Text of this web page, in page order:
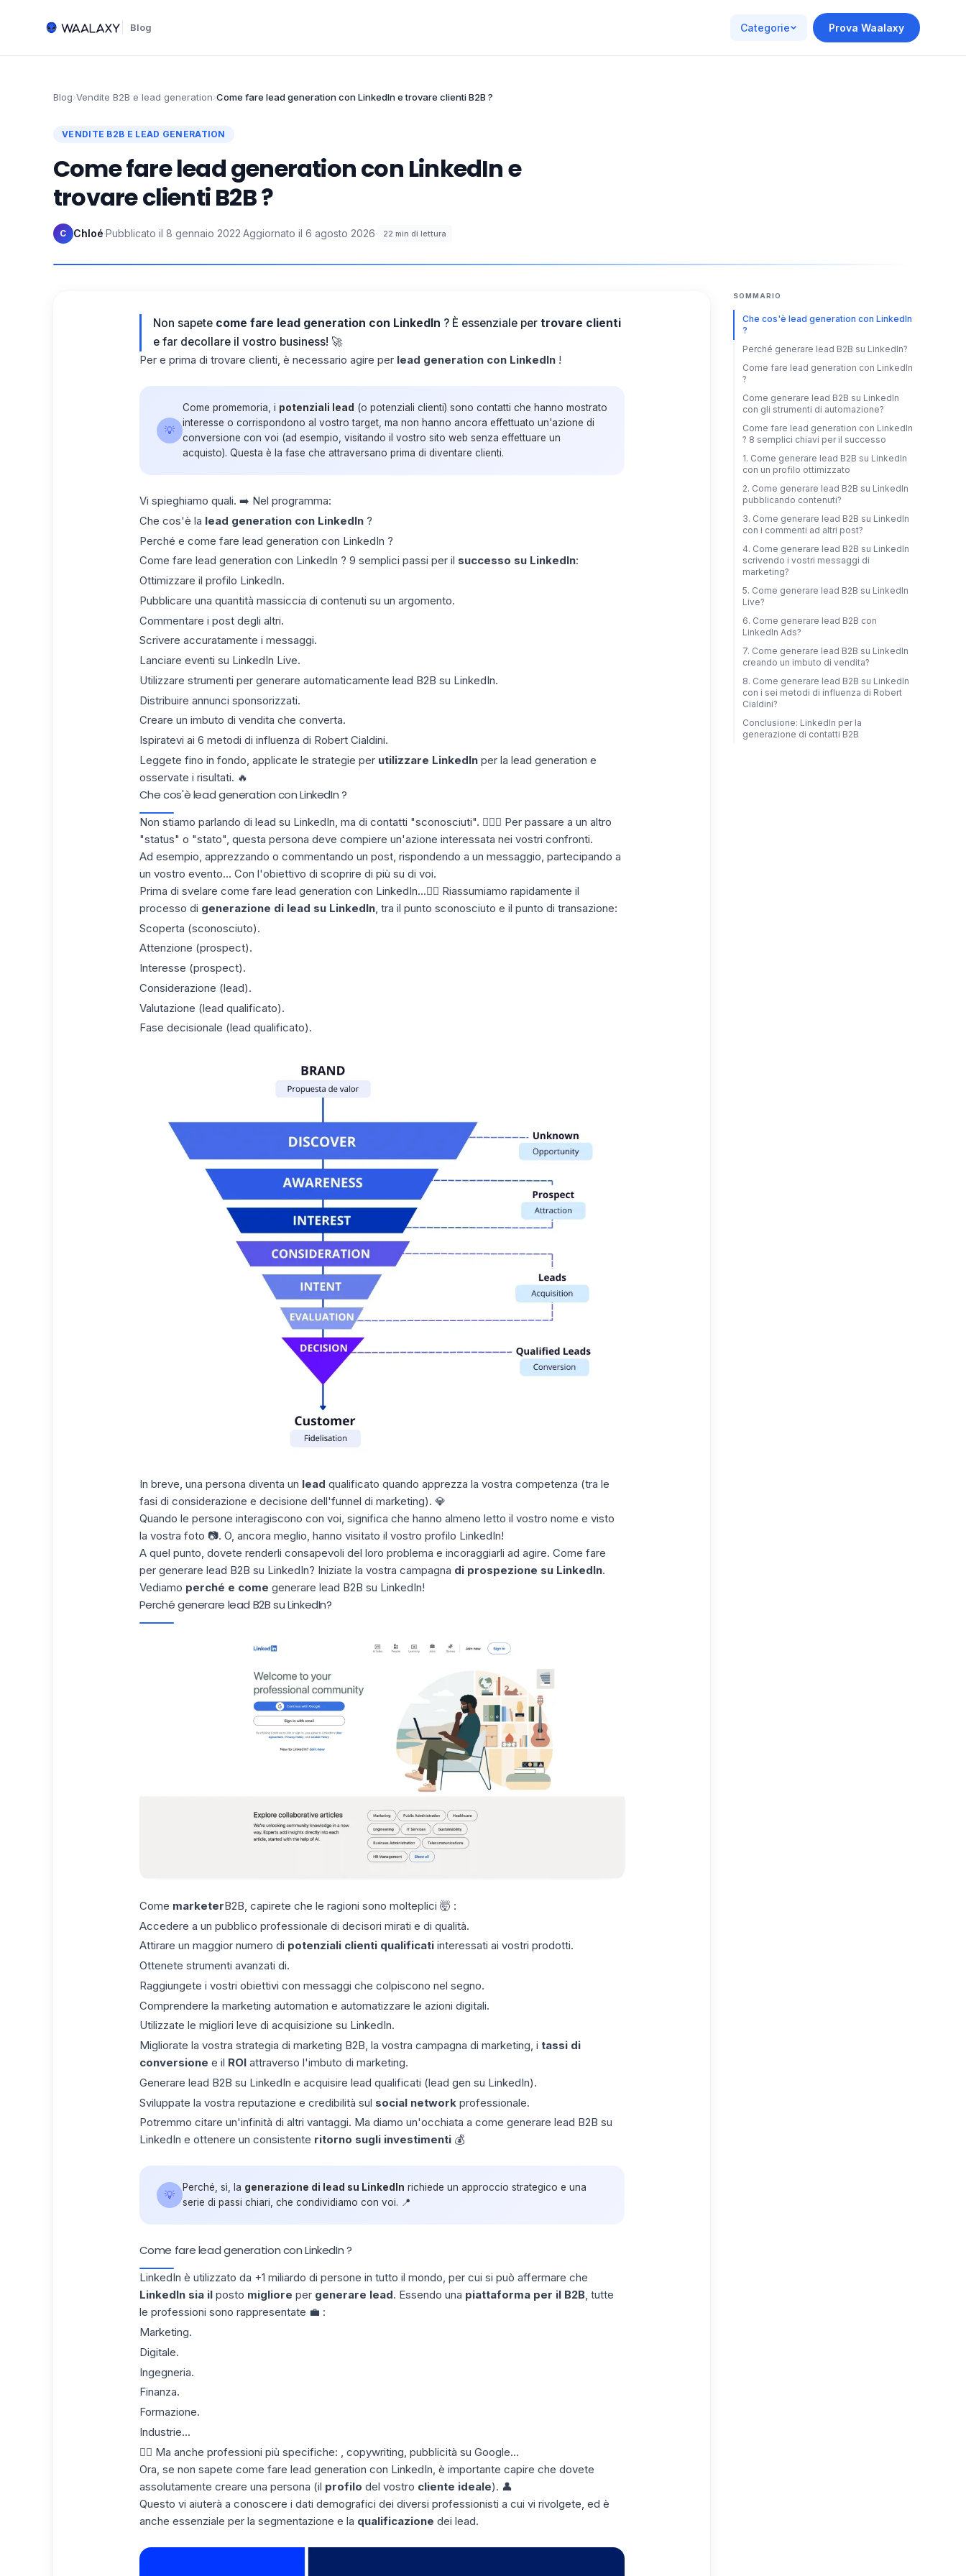
Blog Categorie Prova Waalaxy
Blog›Vendite B2B e lead generation›Come fare lead generation con LinkedIn e trovare clienti B2B ?
VENDITE B2B E LEAD GENERATION
Come fare lead generation con LinkedIn e
trovare clienti B2B ?
C Chloé·Pubblicato il 8 gennaio 2022·Aggiornato il 6 agosto 2026· 22 min di lettura
Non sapete come fare lead generation con LinkedIn ? È essenziale pertrovare clienti
e far decollare il vostro business! 🚀
Per e prima di trovare clienti, è necessario agire per lead generation con LinkedIn!
💡
Come promemoria, i potenziali lead (o potenziali clienti) sono contatti che hanno mostrato
interesse o corrispondono al vostro target, ma non hanno ancora effettuato un'azione di
conversione con voi (ad esempio, visitando il vostro sito web senza effettuare un
acquisto). Questa è la fase che attraversano prima di diventare clienti.
Vi spieghiamo quali. ➡️ Nel programma:
Che cos'è la lead generation con LinkedIn?
Perché e come fare lead generation con LinkedIn ?
Come fare lead generation con LinkedIn ? 9 semplici passi per il successo su LinkedIn:
Ottimizzare il profilo LinkedIn.
Pubblicare una quantità massiccia di contenuti su un argomento.
Commentare i post degli altri.
Scrivere accuratamente i messaggi.
Lanciare eventi su LinkedIn Live.
Utilizzare strumenti per generare automaticamente lead B2B su LinkedIn.
Distribuire annunci sponsorizzati.
Creare un imbuto di vendita che converta.
Ispiratevi ai 6 metodi di influenza di Robert Cialdini.
Leggete fino in fondo, applicate le strategie per utilizzare LinkedInper la lead generation e
osservate i risultati. 🔥
Che cos'è lead generation con LinkedIn ?
Non stiamo parlando di lead su LinkedIn, ma di contatti "sconosciuti". 💁🏻‍♀️ Per passare a un altro
"status" o "stato", questa persona deve compiere un'azione interessata nei vostri confronti.
Ad esempio, apprezzando o commentando un post, rispondendo a un messaggio, partecipando a
un vostro evento... Con l'obiettivo di scoprire di più su di voi.
Prima di svelare come fare lead generation con LinkedIn...👇🏼 Riassumiamo rapidamente il
processo di generazione di lead su LinkedIn, tra il punto sconosciuto e il punto di transazione:
Scoperta (sconosciuto).
Attenzione (prospect).
Interesse (prospect).
Considerazione (lead).
Valutazione (lead qualificato).
Fase decisionale (lead qualificato).
In breve, una persona diventa un lead qualificato quando apprezza la vostra competenza (tra le
fasi di considerazione e decisione dell'funnel di marketing). 💎
Quando le persone interagiscono con voi, significa che hanno almeno letto il vostro nome e visto
la vostra foto 📷. O, ancora meglio, hanno visitato il vostro profilo LinkedIn!
A quel punto, dovete renderli consapevoli del loro problema e incoraggiarli ad agire. Come fare
per generare lead B2B su LinkedIn? Iniziate la vostra campagna di prospezione su LinkedIn.
Vediamo perché e come generare lead B2B su LinkedIn!
Perché generare lead B2B su LinkedIn?
Come marketerB2B, capirete che le ragioni sono molteplici 🤯 :
Accedere a un pubblico professionale di decisori mirati e di qualità.
Attirare un maggior numero di potenziali clienti qualificatiinteressati ai vostri prodotti.
Ottenete strumenti avanzati di.
Raggiungete i vostri obiettivi con messaggi che colpiscono nel segno.
Comprendere la marketing automation e automatizzare le azioni digitali.
Utilizzate le migliori leve di acquisizione su LinkedIn.
Migliorate la vostra strategia di marketing B2B, la vostra campagna di marketing, i tassi di
conversione e il ROIattraverso l'imbuto di marketing.
Generare lead B2B su LinkedIn e acquisire lead qualificati (lead gen su LinkedIn).
Sviluppate la vostra reputazione e credibilità sul social networkprofessionale.
Potremmo citare un'infinità di altri vantaggi. Ma diamo un'occhiata a come generare lead B2B su
LinkedIn e ottenere un consistente ritorno sugli investimenti💰
💡
Perché, sì, la generazione di lead su LinkedIn richiede un approccio strategico e una
serie di passi chiari, che condividiamo con voi. 📍
Come fare lead generation con LinkedIn ?
LinkedIn è utilizzato da +1 miliardo di persone in tutto il mondo, per cui si può affermare che
LinkedIn sia ilposto migliore per generare lead. Essendo una piattaforma per il B2B, tutte
le professioni sono rappresentate 💼 :
Marketing.
Digitale.
Ingegneria.
Finanza.
Formazione.
Industrie...
👉🏼 Ma anche professioni più specifiche: , copywriting, pubblicità su Google...
Ora, se non sapete come fare lead generation con LinkedIn, è importante capire che dovete
assolutamente creare una persona (il profilo del vostro cliente ideale). 👤
Questo vi aiuterà a conoscere i dati demografici dei diversi professionisti a cui vi rivolgete, ed è
anche essenziale per la segmentazione e la qualificazione dei lead.
SOMMARIO
Che cos'è lead generation con LinkedIn
?
Perché generare lead B2B su LinkedIn?
Come fare lead generation con LinkedIn
?
Come generare lead B2B su LinkedIn
con gli strumenti di automazione?
Come fare lead generation con LinkedIn
? 8 semplici chiavi per il successo
1. Come generare lead B2B su LinkedIn
con un profilo ottimizzato
2. Come generare lead B2B su LinkedIn
pubblicando contenuti?
3. Come generare lead B2B su LinkedIn
con i commenti ad altri post?
4. Come generare lead B2B su LinkedIn
scrivendo i vostri messaggi di
marketing?
5. Come generare lead B2B su LinkedIn
Live?
6. Come generare lead B2B con
LinkedIn Ads?
7. Come generare lead B2B su LinkedIn
creando un imbuto di vendita?
8. Come generare lead B2B su LinkedIn
con i sei metodi di influenza di Robert
Cialdini?
Conclusione: LinkedIn per la
generazione di contatti B2B